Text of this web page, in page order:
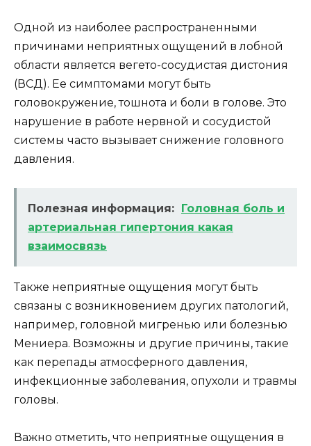
Одной из наиболее распространенными
причинами неприятных ощущений в лобной
области является вегето-сосудистая дистония
(ВСД). Ее симптомами могут быть
головокружение, тошнота и боли в голове. Это
нарушение в работе нервной и сосудистой
системы часто вызывает снижение головного
давления.
Полезная информация: Головная боль и
артериальная гипертония какая
взаимосвязь
Также неприятные ощущения могут быть
связаны с возникновением других патологий,
например, головной мигренью или болезнью
Мениера. Возможны и другие причины, такие
как перепады атмосферного давления,
инфекционные заболевания, опухоли и травмы
головы.
Важно отметить, что неприятные ощущения в